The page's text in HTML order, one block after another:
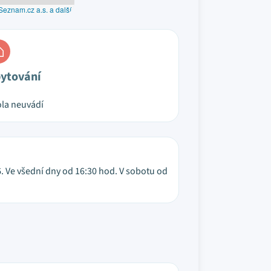
a.s. a další
neuvádí
Ve všední dny od 16:30 hod. V sobotu od